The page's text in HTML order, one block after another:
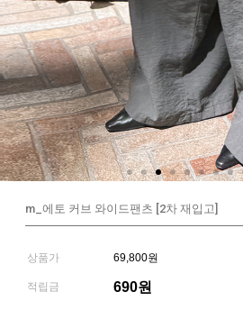
m_에토 커브 와이드팬츠 [2차 재입고]
상품가 69,800원
적립금 690원